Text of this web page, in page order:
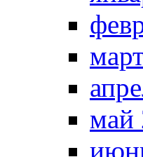
май